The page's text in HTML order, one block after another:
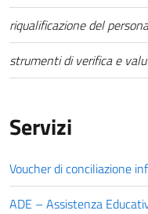
riqualificazione del
strumenti di verifica e
Servizi
Voucher di conciliazione
ADE – Assistenza